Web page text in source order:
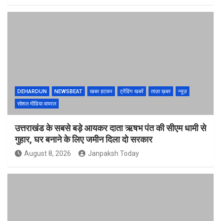
DEHARDUN NEWSBEAT खबर हटकर ट्रेंडिंग खबरें ताज़ा ख़बर
न्यूज़
सोशल मीडिया वायरल
उत्तराखंड के सबसे बड़े आयकर दाता ऋषभ पंत की सीएम धामी से
गुहार, घर बनाने के लिए जमीन दिला दो सरकार
August 8, 2026 Janpaksh Today